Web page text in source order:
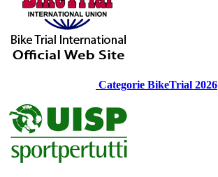
Categorie BikeTrial 2026